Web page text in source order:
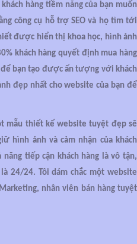
hàng tiềm năng của bạn muốn
công cụ hỗ trợ SEO và họ tìm tới
được hiển thị khoa học, hình ảnh
khách hàng quyết định mua hàng
để bạn tạo được ấn tượng với khách
đẹp nhất cho website của bạn để
mẫu thiết kế website tuyệt đẹp sẽ
hình ảnh và cảm nhận của khách
tiếp cận khách hàng là vô tận,
24/24. Tôi dám chắc một website
nhân viên bán hàng tuyệt